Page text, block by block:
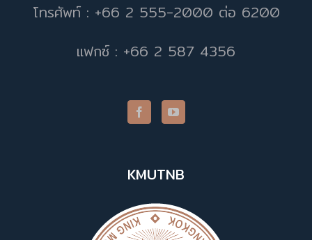
โทรศัพท์ : +66 2 555-2000 ต่อ 6200
แฟกซ์ : +66 2 587 4356
KMUTNB